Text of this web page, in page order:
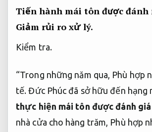
Tiến hành mái tôn được
Giảm rủi ro xử lý.
Kiểm tra.
“Trong những năm qua, Phù hợp
tế. Đức Phúc đã sở hữu đến hạng
thực hiện mái tôn được đánh
nhà cửa cho hàng trăm, Phù hợp